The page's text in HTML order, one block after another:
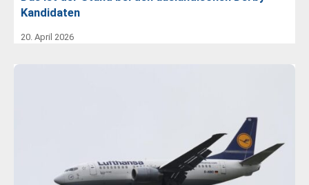
Kandidaten
20. April 2026